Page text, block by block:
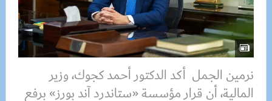
نرمين الجمل أكد الدكتور أحمد كجوك، وزير
المالية، أن قرار مؤسسة «ستاندرد آند بورز» برفع